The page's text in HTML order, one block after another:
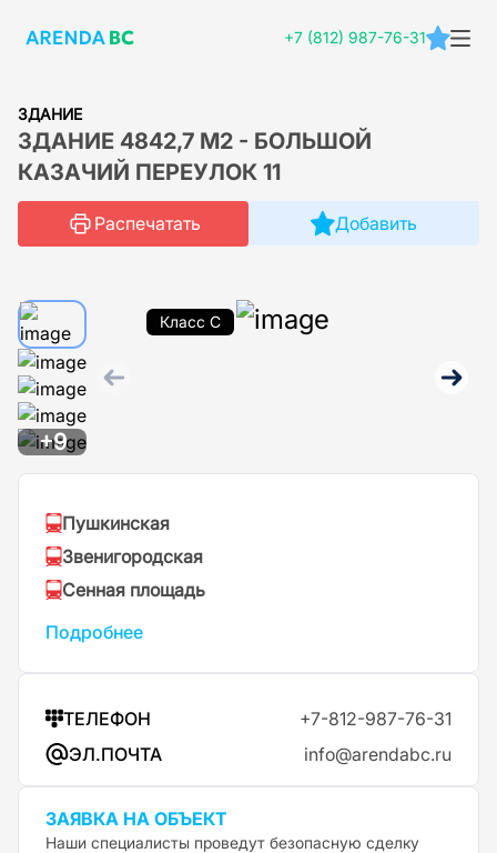
+7 (812) 987-76-31
ЗДАНИЕ
ЗДАНИЕ 4842,7 М2 - БОЛЬШОЙ
КАЗАЧИЙ ПЕРЕУЛОК 11
Распечатать Добавить
Класс C
+9
Пушкинская
Звенигородская
Сенная площадь
Подробнее
ТЕЛЕФОН
+7-812-987-76-31
ЭЛ.ПОЧТА
info@arendabc.ru
ЗАЯВКА НА ОБЪЕКТ
Наши специалисты проведут безопасную сделку